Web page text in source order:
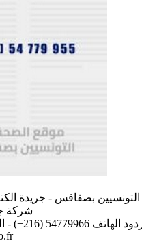
بصفاقس - جريدة
شركة
للإتصال أو نشر